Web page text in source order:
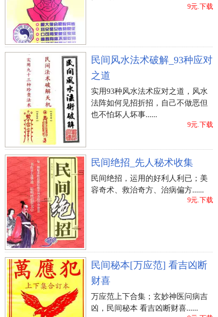
9元.下载
民间风水法术破解_93种应对
之道
实用93种风水法术应对之道，风水
法阵如何见招折招，自己不做恶但
也不怕坏人坏事......
9元.下载
民间绝招_先人秘术收集
民间绝招，运用的好利人利已；美
容奇术、救治奇方、治病偏方......
9元.下载
民间秘本[万应范] 看吉凶断
财喜
万应范上下合集；玄妙神医问病吉
凶，民间秘本 看吉凶断财喜......